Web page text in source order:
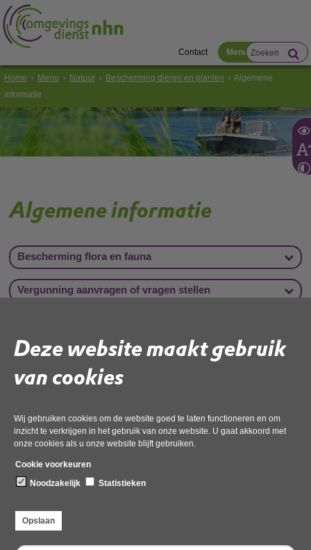
Deze website maakt gebruik
van cookies
Wij gebruiken cookies om de website goed te laten functioneren en om
inzicht te verkrijgen in het gebruik van onze website. U gaat akkoord met
onze cookies als u onze website blijft gebruiken.
Cookie voorkeuren
Noodzakelijk
Statistieken
Opslaan
Contact Menu
Home Menu Natuur Bescherming dieren en planten
Algemene
informatie
Algemene informatie
Bescherming flora en fauna
Vergunning aanvragen of vragen stellen
Vrijstelling verboden
Leges